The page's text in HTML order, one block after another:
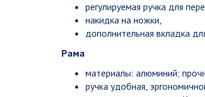
регулируемая ручка для
накидка на ножки,
дополнительная вкладка
Рама
материалы: алюминий;
ручка удобная,